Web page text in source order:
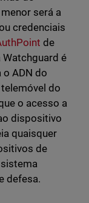
será a
credenciais
de
é
ADN do
do
o acesso a
dispositivo
quaisquer
de
defesa.